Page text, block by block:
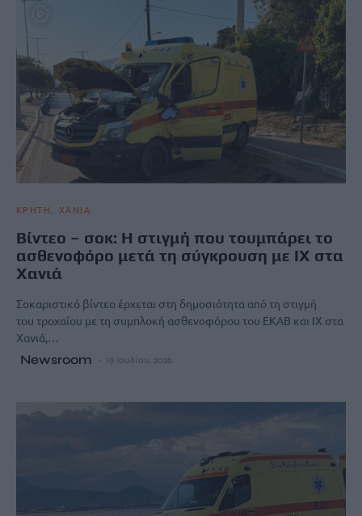
ΚΡΗΤΗ ΧΑΝΙΑ
Βίντεο – σοκ: Η στιγμή που τουμπάρει το
ασθενοφόρο μετά τη σύγκρουση με ΙΧ στα
Χανιά
Σοκαριστικό βίντεο έρχεται στη δημοσιότητα από τη στιγμή
του τροχαίου με τη συμπλοκή ασθενοφόρου του ΕΚΑΒ και ΙΧ στα
Χανιά,…
Newsroom 19 Ιουλίου, 2026